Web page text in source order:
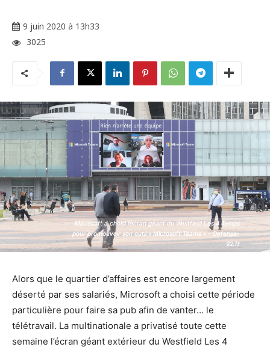
9 juin 2020 à 13h33
3025
Microsoft a choisi l’écran géant du Westfield Les 4 Temps
pour promouvoir son outil « Microsoft Teams » - Defense-
92.fr
Microsoft a choisi l’écran géant du Westfield Les 4 Temps
pour promouvoir son outil « Microsoft Teams » - Defense-
92.fr
Alors que le quartier d’affaires est encore largement
déserté par ses salariés, Microsoft a choisi cette période
particulière pour faire sa pub afin de vanter… le
télétravail. La multinationale a privatisé toute cette
semaine l’écran géant extérieur du Westfield Les 4